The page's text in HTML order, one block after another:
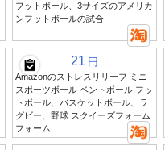
フットボール、3サイズのアメリカ
ンフットボールの試合
21 円
Amazonのストレスリリーフ ミニ
スポーツボール ベントボール フッ
トボール、バスケットボール、ラ
グビー、野球 スクイーズフォーム
フォーム